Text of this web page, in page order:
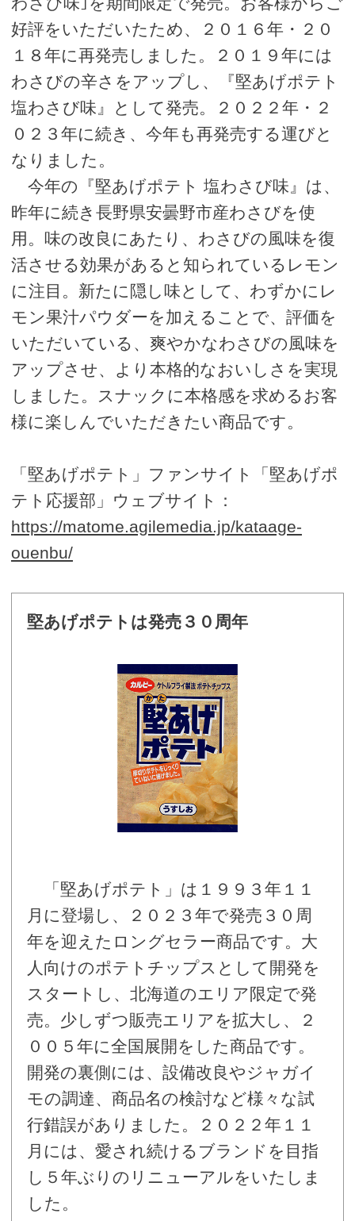
好評をいただいたため、２０１６年・２０
１８年に再発売しました。２０１９年には
わさびの辛さをアップし、『堅あげポテト
塩わさび味』として発売。２０２２年・２
０２３年に続き、今年も再発売する運びと
なりました。
今年の『堅あげポテト 塩わさび味』は、
昨年に続き長野県安曇野市産わさびを使
用。味の改良にあたり、わさびの風味を復
活させる効果があると知られているレモン
に注目。新たに隠し味として、わずかにレ
モン果汁パウダーを加えることで、評価を
いただいている、爽やかなわさびの風味を
アップさせ、より本格的なおいしさを実現
しました。スナックに本格感を求めるお客
様に楽しんでいただきたい商品です。
「堅あげポテト」ファンサイト「堅あげポ
テト応援部」ウェブサイト：
https://matome.agilemedia.jp/kataage-
ouenbu/
堅あげポテトは発売３０周年
「堅あげポテト」は１９９３年１１
月に登場し、２０２３年で発売３０周
年を迎えたロングセラー商品です。大
人向けのポテトチップスとして開発を
スタートし、北海道のエリア限定で発
売。少しずつ販売エリアを拡大し、２
００５年に全国展開をした商品です。
開発の裏側には、設備改良やジャガイ
モの調達、商品名の検討など様々な試
行錯誤がありました。２０２２年１１
月には、愛され続けるブランドを目指
し５年ぶりのリニューアルをいたしま
した。